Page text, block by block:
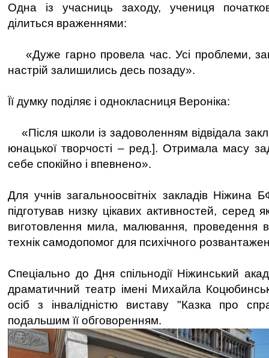
Одна із учасниць заходу, учениця
ділиться враженнями:
«Дуже гарно провела час. Усі проблеми,
настрій залишились десь позаду».
Її думку поділяє і однокласниця Вероніка:
«Після школи із задоволенням відвідала
юнацької творчості – ред.]. Отримала масу
себе спокійно і впевнено».
Для учнів загальноосвітніх закладів Ніжина
підготував низку цікавих активностей, серед
виготовлення мила, малювання, проведення
технік самодопомог для психічного
Спеціально до Дня спільнодії Ніжинський
драматичний театр імені Михайла
осіб з інвалідністю виставу "Казка про
подальшим її обговоренням.